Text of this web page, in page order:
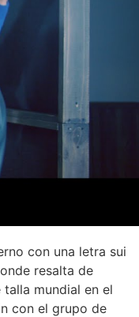
con una letra sui
resalta de
mundial en el
con el grupo de